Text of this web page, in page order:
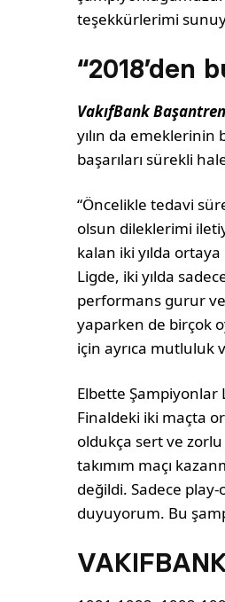
teşekkürlerimi
“2018’den
VakıfBank
yılın da emeklerinin
başarıları sürekli
“Öncelikle tedavi
olsun dileklerimi
kalan iki yılda
Ligde, iki yılda
performans gurur
yaparken de birçok
için ayrıca mutluluk
Elbette
Finaldeki iki maçta
oldukça sert ve
takımım maçı
değildi. Sadece
duyuyorum. Bu